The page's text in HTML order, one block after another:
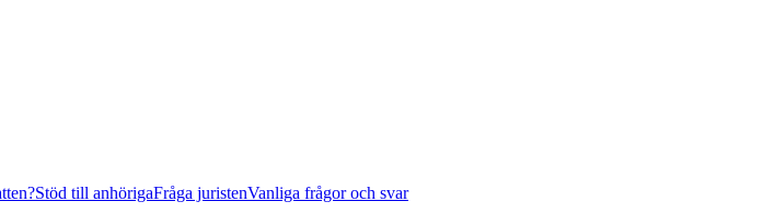
Stöd till anhörigaFråga juristenVanliga frågor och svar